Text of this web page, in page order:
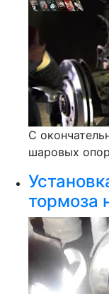
С
шаровых
тормоза